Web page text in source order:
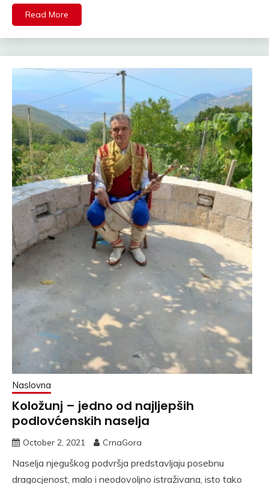
Read More
Naslovna
Koložunj – jedno od najljepših
podlovćenskih naselja
October 2, 2021 CrnaGora
Naselja njeguškog podvršja predstavljaju posebnu
dragocjenost, malo i neodovoljno istraživana, isto tako